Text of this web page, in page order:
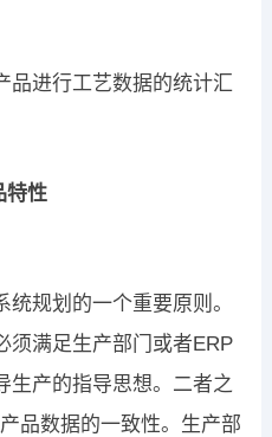
品进行工艺数据的统计汇
特性
规划的一个重要原则。
须满足生产部门或者ERP
生产的指导思想。二者之
品数据的一致性。生产部